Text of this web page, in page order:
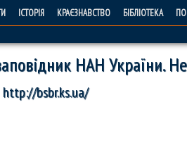
ІСТОРІЯ КРАЄЗНАВСТВО БІБЛІОТЕКА
НАН України.
http://bsbr.ks.ua/